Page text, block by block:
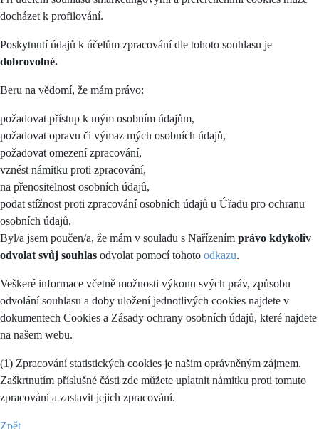
docházet k profilování.
Poskytnutí údajů k účelům zpracování dle tohoto souhlasu je
dobrovolné.
Beru na vědomí, že mám právo:
požadovat přístup k mým osobním údajům,
požadovat opravu či výmaz mých osobních údajů,
požadovat omezení zpracování,
vznést námitku proti zpracování,
na přenositelnost osobních údajů,
podat stížnost proti zpracování osobních údajů u Úřadu pro ochranu
osobních údajů.
Byl/a jsem poučen/a, že mám v souladu s Nařízením právo kdykoliv
odvolat svůj souhlas odvolat pomocí tohoto odkazu.
Veškeré informace včetně možnosti výkonu svých práv, způsobu
odvolání souhlasu a doby uložení jednotlivých cookies najdete v
dokumentech Cookies a Zásady ochrany osobních údajů, které najdete
na našem webu.
(1) Zpracování statistických cookies je naším oprávněným zájmem.
Zaškrtnutím příslušné části zde můžete uplatnit námitku proti tomuto
zpracování a zastavit jejich zpracování.
Zpět